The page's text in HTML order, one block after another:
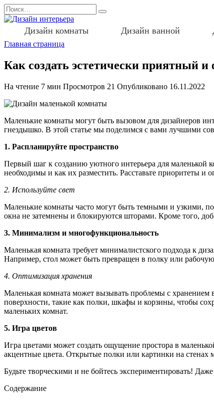
Перейти
к
содержанию
Search
for:
Дизайн комнаты Дизайн ванной
Главная страница
Как создать эстетически приятный
На чтение 7 мин Просмотров 21 Опубликовано 16.11.2022
Маленькие комнаты могут быть вызовом для дизайнеров
гнездышко. В этой статье мы поделимся с вами лучшими
1. Распланируйте пространство
Первый шаг к созданию уютного интерьера для маленькой
необходимы и как их разместить. Расставьте приоритеты и
2. Используйте свет
Маленькие комнаты часто могут быть темными и узкими,
окна не затемнены и блокируются шторами. Кроме того,
3. Минимализм и многофункциональность
Маленькая комната требует минималистского подхода к
Например, стол может быть превращен в полку или
4. Оптимизация хранения
Маленькая комната может вызывать проблемы с хранением
поверхности, такие как полки, шкафы и корзины, чтобы
маленьких комнат.
5. Игра цветов
Игра цветами может создать ощущение простора в
акцентные цвета. Открытые полки или картинки на стенах
Будьте творческими и не бойтесь экспериментировать!
Содержание